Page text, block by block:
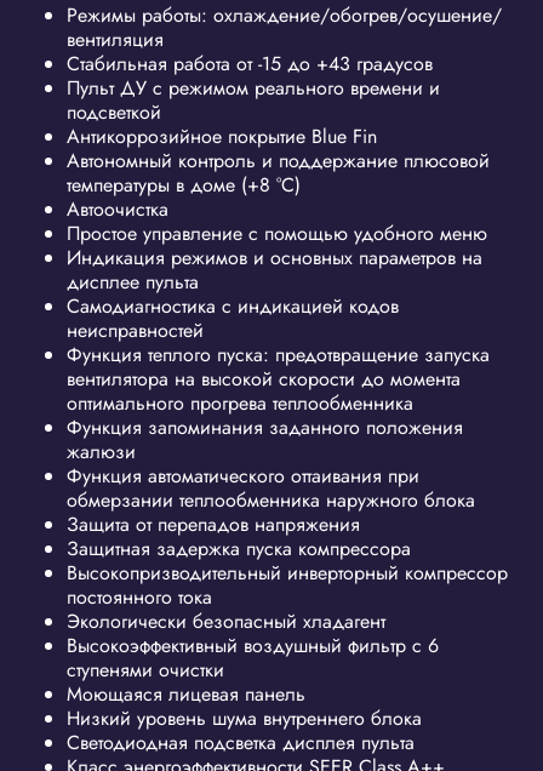
Режимы работы: охлаждение/обогрев/осушение/
вентиляция
Стабильная работа от -15 до +43 градусов
Пульт ДУ с режимом реального времени и
подсветкой
Антикоррозийное покрытие Blue Fin
Автономный контроль и поддержание плюсовой
температуры в доме (+8 °C)
Автоочистка
Простое управление с помощью удобного меню
Индикация режимов и основных параметров на
дисплее пульта
Самодиагностика с индикацией кодов
неисправностей
Функция теплого пуска: предотвращение запуска
вентилятора на высокой скорости до момента
оптимального прогрева теплообменника
Функция запоминания заданного положения
жалюзи
Функция автоматического оттаивания при
обмерзании теплообменника наружного блока
Защита от перепадов напряжения
Защитная задержка пуска компрессора
Высокопризводительный инверторный компрессор
постоянного тока
Экологически безопасный хладагент
Высокоэффективный воздушный фильтр с 6
ступенями очистки
Моющаяся лицевая панель
Низкий уровень шума внутреннего блока
Светодиодная подсветка дисплея пульта